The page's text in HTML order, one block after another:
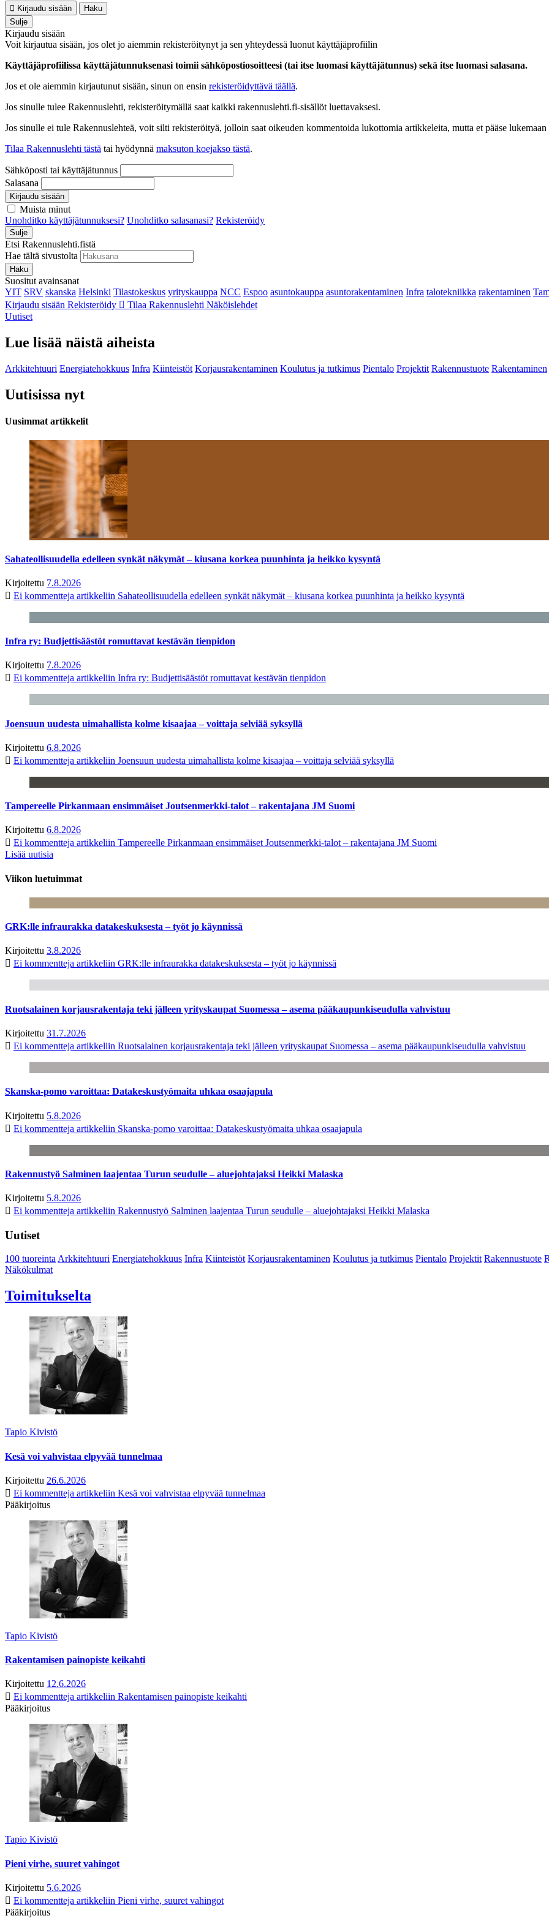
Kirjaudu sisään
Haku
Sulje
Kirjaudu sisään
Voit kirjautua sisään, jos olet jo aiemmin rekisteröitynyt ja sen yhteydessä luonut käyttäjäprofiilin
Käyttäjäprofiilissa käyttäjätunnuksenasi toimii sähköpostiosoitteesi (tai itse luomasi käyttäjätunnus) sekä itse luomasi salasana.
Jos et ole aiemmin kirjautunut sisään, sinun on ensin rekisteröidyttävä täällä.
Jos sinulle tulee Rakennuslehti, rekisteröitymällä saat kaikki rakennuslehti.fi-sisällöt luettavaksesi.
Jos sinulle ei tule Rakennuslehteä, voit silti rekisteröityä, jolloin saat oikeuden kommentoida lukottomia artikkeleita, mutta et pääse
Tilaa Rakennuslehti tästä tai hyödynnä maksuton koejakso tästä.
Sähköposti tai käyttäjätunnus
Salasana
Kirjaudu sisään
Muista minut
Unohditko käyttäjätunnuksesi? Unohditko salasanasi? Rekisteröidy
Sulje
Etsi Rakennuslehti.fistä
Hae tältä sivustolta
Haku
Suositut avainsanat
YIT SRV skanska Helsinki Tilastokeskus yrityskauppa NCC Espoo asuntokauppa asuntorakentaminen Infra talotekniikka rakentaminen
Kirjaudu sisään Rekisteröidy Tilaa Rakennuslehti Näköislehdet
Uutiset
Lue lisää näistä aiheista
Arkkitehtuuri Energiatehokkuus Infra Kiinteistöt Korjausrakentaminen Koulutus ja tutkimus Pientalo Projektit Rakennustuote Rakentaminen
Uutisissa nyt
Uusimmat artikkelit
Sahateollisuudella edelleen synkät näkymät – kiusana korkea puunhinta ja heikko kysyntä
Kirjoitettu 7.8.2026
Ei kommentteja artikkeliin Sahateollisuudella edelleen synkät näkymät – kiusana korkea puunhinta ja heikko kysyntä
Infra ry: Budjettisäästöt romuttavat kestävän tienpidon
Kirjoitettu 7.8.2026
Ei kommentteja artikkeliin Infra ry: Budjettisäästöt romuttavat kestävän tienpidon
Joensuun uudesta uimahallista kolme kisaajaa – voittaja selviää syksyllä
Kirjoitettu 6.8.2026
Ei kommentteja artikkeliin Joensuun uudesta uimahallista kolme kisaajaa – voittaja selviää syksyllä
Tampereelle Pirkanmaan ensimmäiset Joutsenmerkki-talot – rakentajana JM Suomi
Kirjoitettu 6.8.2026
Ei kommentteja artikkeliin Tampereelle Pirkanmaan ensimmäiset Joutsenmerkki-talot – rakentajana JM Suomi
Lisää uutisia
Viikon luetuimmat
GRK:lle infraurakka datakeskuksesta – työt jo käynnissä
Kirjoitettu 3.8.2026
Ei kommentteja artikkeliin GRK:lle infraurakka datakeskuksesta – työt jo käynnissä
Ruotsalainen korjausrakentaja teki jälleen yrityskaupat Suomessa – asema pääkaupunkiseudulla vahvistuu
Kirjoitettu 31.7.2026
Ei kommentteja artikkeliin Ruotsalainen korjausrakentaja teki jälleen yrityskaupat Suomessa – asema pääkaupunkiseudulla vahvistuu
Skanska-pomo varoittaa: Datakeskustyömaita uhkaa osaajapula
Kirjoitettu 5.8.2026
Ei kommentteja artikkeliin Skanska-pomo varoittaa: Datakeskustyömaita uhkaa osaajapula
Rakennustyö Salminen laajentaa Turun seudulle – aluejohtajaksi Heikki Malaska
Kirjoitettu 5.8.2026
Ei kommentteja artikkeliin Rakennustyö Salminen laajentaa Turun seudulle – aluejohtajaksi Heikki Malaska
Uutiset
100 tuoreintaArkkitehtuuri Energiatehokkuus Infra Kiinteistöt Korjausrakentaminen Koulutus ja tutkimus Pientalo Projektit Rakennustuote
Näkökulmat
Toimitukselta
Tapio Kivistö
Kesä voi vahvistaa elpyvää tunnelmaa
Kirjoitettu 26.6.2026
Ei kommentteja artikkeliin Kesä voi vahvistaa elpyvää tunnelmaa
Pääkirjoitus
Tapio Kivistö
Rakentamisen painopiste keikahti
Kirjoitettu 12.6.2026
Ei kommentteja artikkeliin Rakentamisen painopiste keikahti
Pääkirjoitus
Tapio Kivistö
Pieni virhe, suuret vahingot
Kirjoitettu 5.6.2026
Ei kommentteja artikkeliin Pieni virhe, suuret vahingot
Pääkirjoitus